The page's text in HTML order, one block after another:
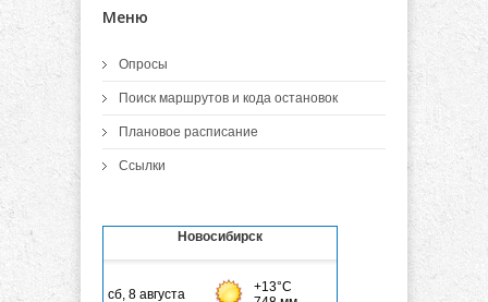
Меню
Опросы
Поиск маршрутов и кода остановок
Плановое расписание
Ссылки
Новосибирск